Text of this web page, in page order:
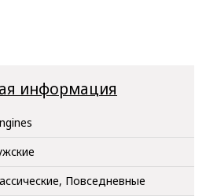
информация
Повседневные